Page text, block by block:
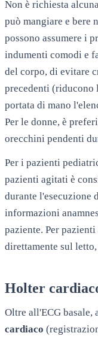
Non è richiesta
può mangiare e bere
possono assumere i
indumenti comodi e
del corpo, di evitare
precedenti (riducono
portata di mano
Per le donne, è
orecchini pendenti
Per i pazienti
pazienti agitati è
durante l'esecuzione
informazioni
paziente. Per
direttamente sul
Holter
Oltre all'ECG basale,
cardiaco